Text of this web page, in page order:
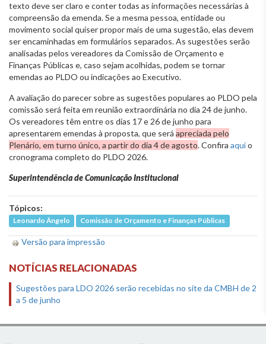
texto deve ser claro e conter todas as informações necessárias à
compreensão da emenda. Se a mesma pessoa, entidade ou
movimento social quiser propor mais de uma sugestão, elas devem
ser encaminhadas em formulários separados. As sugestões serão
analisadas pelos vereadores da Comissão de Orçamento e
Finanças Públicas e, caso sejam acolhidas, podem se tornar
emendas ao PLDO ou indicações ao Executivo.
A avaliação do parecer sobre as sugestões populares ao PLDO pela
comissão será feita em reunião extraordinária no dia 24 de junho.
Os vereadores têm entre os dias 17 e 26 de junho para
apresentarem emendas à proposta, que será apreciada pelo
Plenário, em turno único, a partir do dia 4 de agosto. Confira aquio
cronograma completo do PLDO 2026.
Superintendência de Comunicação Institucional
Tópicos:
Leonardo Ângelo Comissão de Orçamento e Finanças Públicas
Versão para impressão
NOTÍCIAS RELACIONADAS
Sugestões para LDO 2026 serão recebidas no site da CMBH de 2
a 5 de junho